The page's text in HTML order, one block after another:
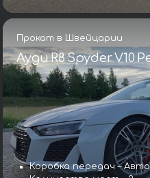
Прокат в Швейцарии
Ауди R8 Spyder V10
Коробка передач –